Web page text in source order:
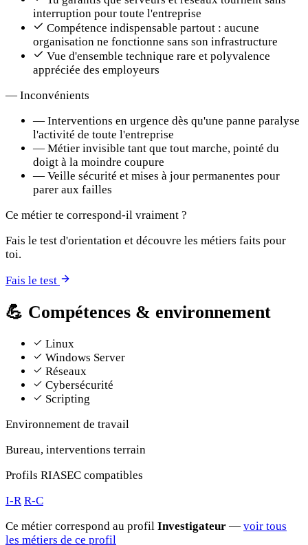
interruption pour toute l'entreprise
Compétence indispensable partout : aucune
organisation ne fonctionne sans son infrastructure
Vue d'ensemble technique rare et polyvalence
appréciée des employeurs
— Inconvénients
— Interventions en urgence dès qu'une panne paralyse
l'activité de toute l'entreprise
— Métier invisible tant que tout marche, pointé du
doigt à la moindre coupure
— Veille sécurité et mises à jour permanentes pour
parer aux failles
Ce métier te correspond-il vraiment ?
Fais le test d'orientation et découvre les métiers faits pour
toi.
Fais le test
💪 Compétences & environnement
Linux
Windows Server
Réseaux
Cybersécurité
Scripting
Environnement de travail
Bureau, interventions terrain
Profils RIASEC compatibles
I-R R-C
Ce métier correspond au profil Investigateur — voir tous
les métiers de ce profil